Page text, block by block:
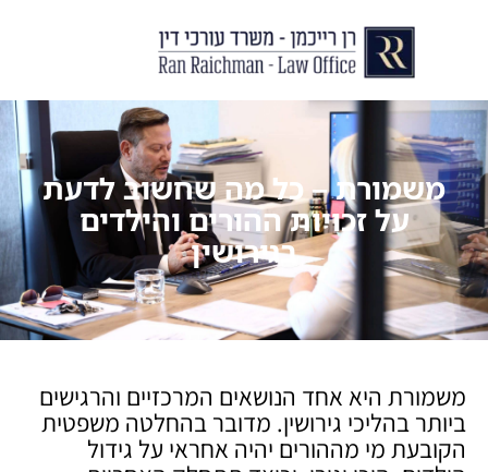
משמורת – כל מה שחשוב לדעת
על זכויות ההורים והילדים
בגירושין
משמורת היא אחד הנושאים המרכזיים והרגישים
ביותר בהליכי גירושין. מדובר בהחלטה משפטית
הקובעת מי מההורים יהיה אחראי על גידול